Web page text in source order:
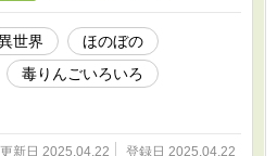
世界
ほのぼの
毒りんごいろいろ
新日 2025.04.22 登録日 2025.04.22